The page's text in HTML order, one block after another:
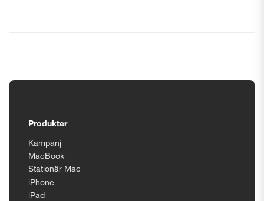
Produkter
Kampanj
MacBook
Stationär Mac
iPhone
iPad